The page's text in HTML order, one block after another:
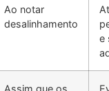
Ao notar
desalinhamento
e
Assim que os